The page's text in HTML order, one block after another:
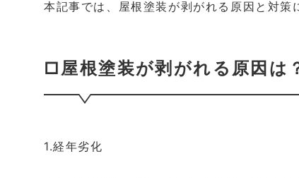
本記事では、屋根塗装が剥がれる原因と対策
□屋根塗装が剥がれる原因は
1.経年劣化